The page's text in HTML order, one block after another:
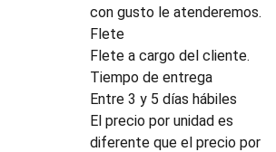
con gusto le atenderemos.
Flete
Flete a cargo del cliente.
Tiempo de entrega
Entre 3 y 5 días hábiles
El precio por unidad es
diferente que el precio por